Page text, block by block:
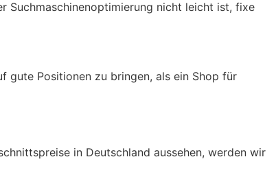
Suchmaschinenoptimierung nicht leicht ist, fixe
gute Positionen zu bringen, als ein Shop für
in Deutschland aussehen, werden wir